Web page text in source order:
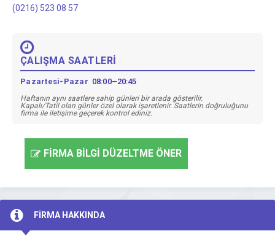
(0216) 523 08 57
ÇALIŞMA SAATLERİ
Pazartesi-Pazar 08:00–20:45
Haftanın aynı saatlere sahip günleri bir arada gösterilir.
Kapalı/Tatil olan günler özel olarak işaretlenir. Saatlerin doğruluğunu
firma ile iletişime geçerek kontrol ediniz.
FİRMA BİLGİ DÜZELTME ÖNER
FİRMA HAKKINDA